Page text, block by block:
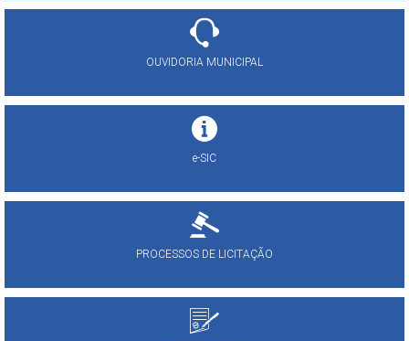
OUVIDORIA MUNICIPAL
e-SIC
PROCESSOS DE LICITAÇÃO